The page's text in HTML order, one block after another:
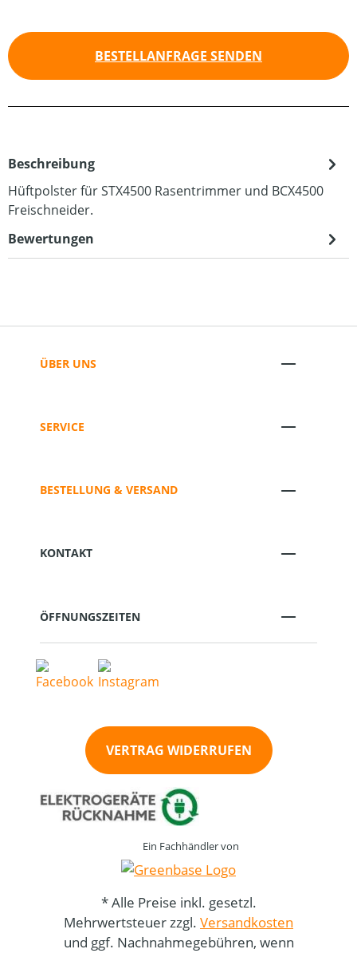
BESTELLANFRAGE SENDEN
Beschreibung
Hüftpolster für STX4500 Rasentrimmer und BCX4500
Freischneider.
Bewertungen
ÜBER UNS
SERVICE
BESTELLUNG & VERSAND
KONTAKT
ÖFFNUNGSZEITEN
VERTRAG WIDERRUFEN
Ein Fachhändler von
* Alle Preise inkl. gesetzl.
Mehrwertsteuer zzgl. Versandkosten
und ggf. Nachnahmegebühren, wenn